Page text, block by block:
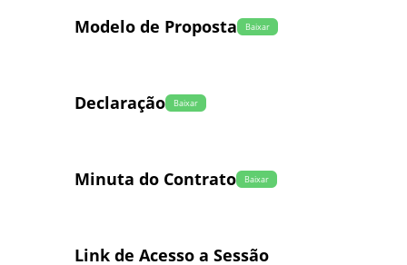
Modelo de Proposta Baixar
Declaração Baixar
Minuta do Contrato Baixar
Link de Acesso a Sessão